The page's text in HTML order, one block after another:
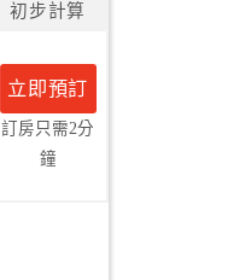
初步計算
立即預訂
訂房只需2分
鐘